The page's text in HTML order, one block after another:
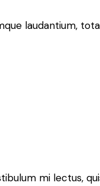
laudantium,
mi lectus,